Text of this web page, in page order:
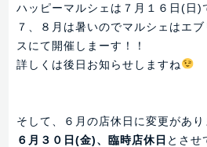
ハッピーマルシェは７月１６日(日)
７、８月は暑いのでマルシェはエ
スにて開催しまーす！！
詳しくは後日お知らせしますね
そして、６月の店休日に変更があり
６月３０日(金)、臨時店休日 とさせ